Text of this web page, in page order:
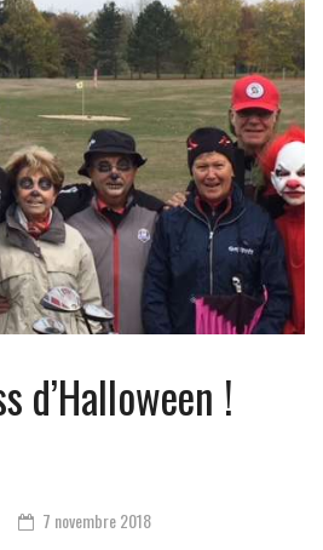
d’Halloween !
7 novembre 2018